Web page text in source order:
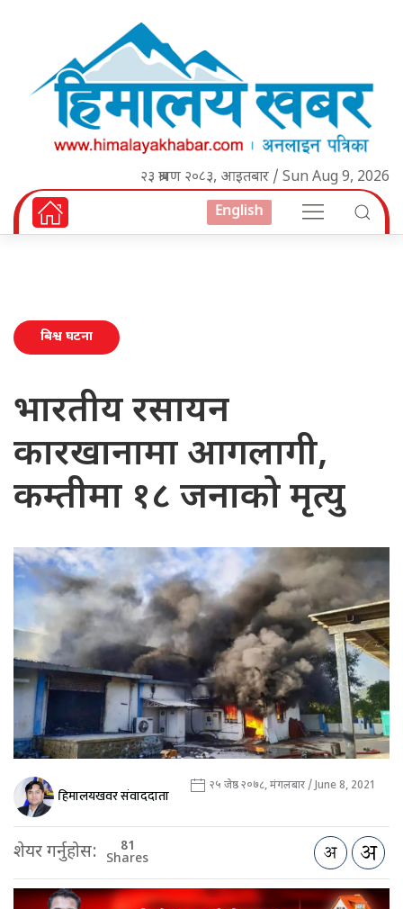
२३ श्रावण २०८३, आइतबार / Sun Aug 9, 2026
English
बिश्व घटना
भारतीय रसायन
कारखानामा आगलागी,
कम्तीमा १८ जनाको मृत्यु
हिमालयखवर संवाददाता २५ जेष्ठ २०७८, मंगलबार / June 8, 2021
शेयर गर्नुहोस: 81
Shares